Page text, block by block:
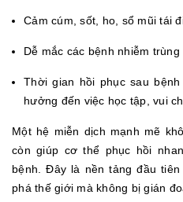
Cảm cúm, sốt, ho, sổ mũi tái
Dễ mắc các bệnh nhiễm
Thời gian hồi phục sau
hưởng đến việc học tập, vui
Một hệ miễn dịch mạnh mẽ
còn giúp cơ thể phục hồi
bệnh. Đây là nền tảng đầu
phá thế giới mà không bị gián